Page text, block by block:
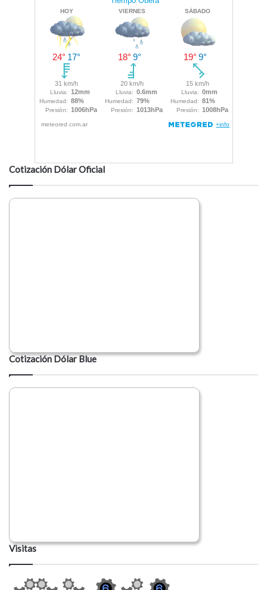
Cotización Dólar Oficial
Cotización Dólar Blue
Visitas